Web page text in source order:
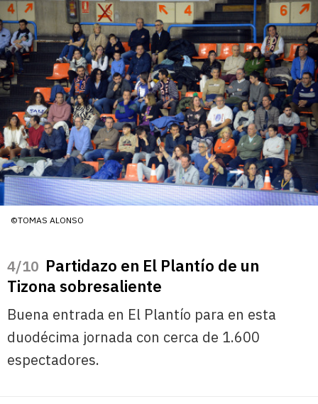
©TOMAS ALONSO
/10 Partidazo en El Plantío de un
Tizona sobresaliente
Buena entrada en El Plantío para en esta
duodécima jornada con cerca de 1.600
espectadores.